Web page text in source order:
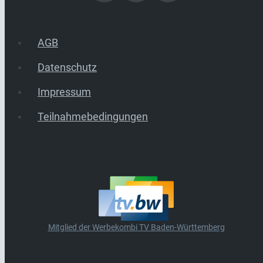
AGB
Datenschutz
Impressum
Teilnahmebedingungen
Mitglied der Werbekombi TV Baden-Württemberg